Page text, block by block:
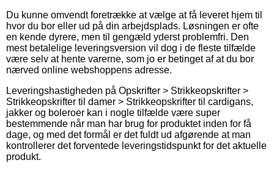
Du kunne omvendt foretrække at vælge at få leveret hjem til
hvor du bor eller ud på din arbejdsplads. Løsningen er ofte
en kende dyrere, men til gengæld yderst problemfri. Den
mest betalelige leveringsversion vil dog i de fleste tilfælde
være selv at hente varerne, som jo er betinget af at du bor
nærved online webshoppens adresse.
Leveringshastigheden på Opskrifter > Strikkeopskrifter >
Strikkeopskrifter til damer > Strikkeopskrifter til cardigans,
jakker og boleroer kan i nogle tilfælde være super
bestemmende når man har brug for produktet inden for få
dage, og med det formål er det fuldt ud afgørende at man
kontrollerer det forventede leveringstidspunkt for det aktuelle
produkt.